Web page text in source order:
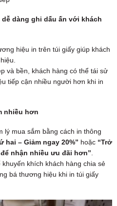
dàng ghi dấu ấn với khách
hiệu in trên túi giấy giúp khách
và bền, khách hàng có thể tái sử
tiếp cận nhiều người hơn khi in
nhiều hơn
lý mua sắm bằng cách in thông
hai – Giảm ngay 20%” hoặc “Trở
nhận nhiều ưu đãi hơn”.
khích khách hàng chia sẻ
bá thương hiệu khi in túi giấy